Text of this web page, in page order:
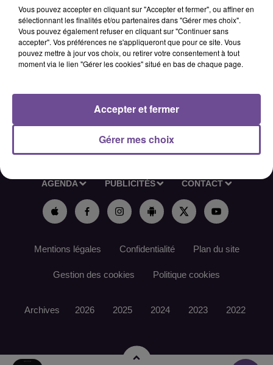
avec les différents services de l'établissement de santé.
Vous devez avoir un bon sens de l’accueil et du service
client, une bonne communication orale et écrite et la
capacité à travailler en équipe.
AGENDA PUBLICITÉS CONTACT
Mentions légales Confidentialité Plan du site
Gestion des cookies Politique cookies
Archives 2026 2025 2024 2023 2022
Vous pouvez accepter en cliquant sur "Accepter et fermer", ou affiner en
sélectionnant les finalités et/ou partenaires dans "Gérer mes choix".
Vous pouvez également refuser en cliquant sur "Continuer sans
accepter". Vos préférences ne s'appliqueront que pour ce site. Vous
pouvez mettre à jour vos choix, ou retirer votre consentement à tout
moment via le lien "Gérer les cookies" situé en bas de chaque page.
Gérer mes choix
Accepter et fermer